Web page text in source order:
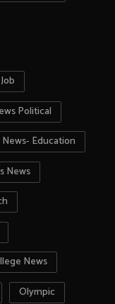
Political
Education
News
News
Olympic